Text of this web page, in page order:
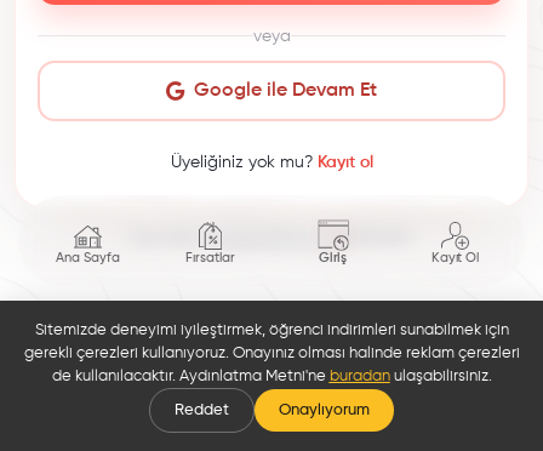
Ana Sayfa Fırsatlar Giriş Kayıt Ol
veya
Google ile Devam Et
Üyeliğiniz yok mu? Kayıt ol
This site is protected by reCAPTCHA.
Sitemizde deneyimi iyileştirmek, öğrenci indirimleri sunabilmek için
gerekli çerezleri kullanıyoruz. Onayınız olması halinde reklam çerezleri
de kullanılacaktır. Aydınlatma Metni'ne buradanulaşabilirsiniz.
Reddet Onaylıyorum